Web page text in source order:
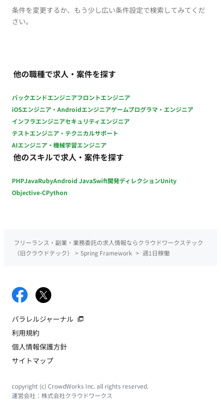
条件を変更するか、もう少し広い条件設定で検索してみてくだ
さい。
他の職種で求人・案件を探す
バックエンドエンジニアフロントエンジニア
iOSエンジニア・Androidエンジニアゲームプログラマ・エンジニア
インフラエンジニアセキュリティエンジニア
テストエンジニア・テクニカルサポート
AIエンジニア・機械学習エンジニア
他のスキルで求人・案件を探す
PHPJavaRubyAndroid JavaSwift開発ディレクションUnity
Objective-CPython
フリーランス・副業・業務委託の求人情報ならクラウドワークステック
（旧クラウドテック）
> Spring Framework > 週1日稼働
パラレルジャーナル
利用規約
個人情報保護方針
サイトマップ
copyright (c) CrowdWorks Inc. all rights reserved.
運営会社： 株式会社クラウドワークス